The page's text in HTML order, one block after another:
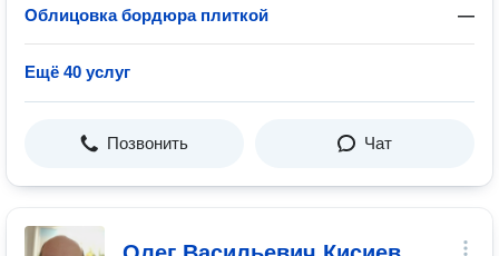
Облицовка бордюра плиткой —
Ещё 40 услуг
Позвонить Чат